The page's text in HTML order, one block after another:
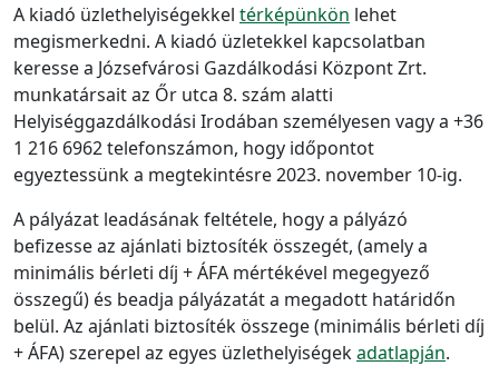
A kiadó üzlethelyiségekkel térképünkön lehet
megismerkedni. A kiadó üzletekkel kapcsolatban
keresse a Józsefvárosi Gazdálkodási Központ Zrt.
munkatársait az Őr utca 8. szám alatti
Helyiséggazdálkodási Irodában személyesen vagy a +36
1 216 6962 telefonszámon, hogy időpontot
egyeztessünk a megtekintésre 2023. november 10-ig.
A pályázat leadásának feltétele, hogy a pályázó
befizesse az ajánlati biztosíték összegét, (amely a
minimális bérleti díj + ÁFA mértékével megegyező
összegű) és beadja pályázatát a megadott határidőn
belül. Az ajánlati biztosíték összege (minimális bérleti díj
+ ÁFA) szerepel az egyes üzlethelyiségekadatlapján.